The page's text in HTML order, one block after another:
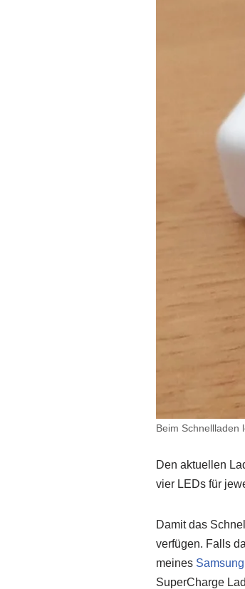
Beim Schnellladen
Den aktuellen
vier LEDs für
Damit das
verfügen. Falls
meines
SuperCharge